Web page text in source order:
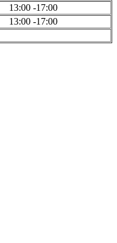
13:00 -17:00
13:00 -17:00